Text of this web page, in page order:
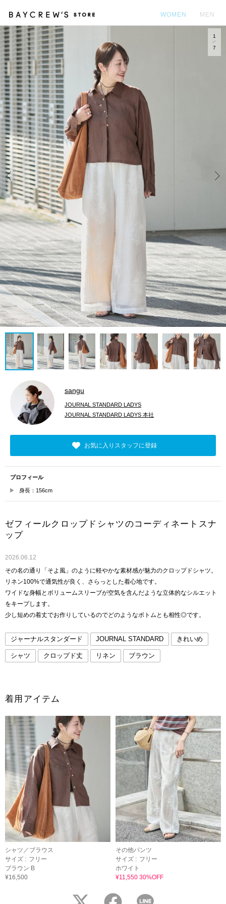
WOMEN MEN
Prev
1
7
sangu
JOURNAL STANDARD LADYS
JOURNAL STANDARD LADYS 本社
お気に入りスタッフに登録
プロフィール
身長：156cm
ゼフィールクロップドシャツのコーディネートスナ
ップ
2026.06.12
その名の通り「そよ風」のように軽やかな素材感が魅力のクロップドシャツ。
リネン100%で通気性が良く、さらっとした着心地です。
ワイドな身幅とボリュームスリーブが空気を含んだような立体的なシルエット
をキープします。
少し短めの着丈でお作りしているのでどのようなボトムとも相性◎です。
ジャーナルスタンダード JOURNAL STANDARD きれいめ
シャツ クロップド丈 リネン ブラウン
着用アイテム
シャツ／ブラウス
サイズ : フリー
ブラウン B
¥16,500
その他パンツ
サイズ : フリー
ホワイト
¥11,550 30%OFF
twitter facebook